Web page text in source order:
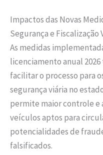
Impactos das Novas
Segurança e Fiscalização
As medidas
licenciamento anual
facilitar o processo para
segurança viária no
permite maior controle e
veículos aptos para
potencialidades de
falsificados.